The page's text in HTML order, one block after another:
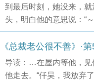
到最后时刻，她没来，
头，明白他的意思说：“
《总裁老公很不善》·
导读：…在屋内等他，见
他走去。“仟昊，我放弃了